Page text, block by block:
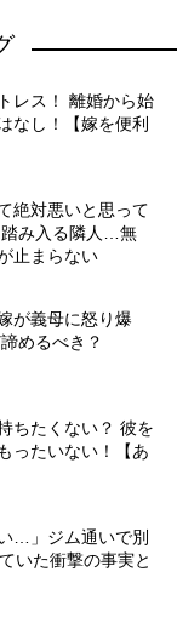
レス！ 離婚から始
なし！【嫁を便利
絶対悪いと思って
み入る隣人…無
止まらない
が義母に怒り爆
めるべき？
ちたくない？ 彼を
ったいない！【あ
…」ジム通いで別
いた衝撃の事実と